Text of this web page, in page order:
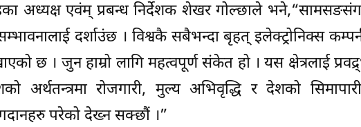
अध्यक्ष एवंम् प्रबन्ध निर्देशक शेखर गोल्छाले
दर्शाउंछ । विश्वकै सबैभन्दा बृहत् इलेक्ट्रोनिक्स
छ । जुन हाम्रो लागि महत्वपूर्ण संकेत हो । यस क्षेत्रलाई
अर्थतन्त्रमा रोजगारी, मुल्य अभिवृद्धि र देशको
परेको देख्न सक्छौं ।”